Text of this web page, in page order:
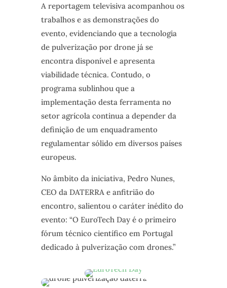
A reportagem televisiva acompanhou os
trabalhos e as demonstrações do
evento, evidenciando que a tecnologia
de pulverização por drone já se
encontra disponível e apresenta
viabilidade técnica. Contudo, o
programa sublinhou que a
implementação desta ferramenta no
setor agrícola continua a depender da
definição de um enquadramento
regulamentar sólido em diversos países
europeus.
No âmbito da iniciativa, Pedro Nunes,
CEO da DATERRA e anfitrião do
encontro, salientou o caráter inédito do
evento: “O EuroTech Day é o primeiro
fórum técnico científico em Portugal
dedicado à pulverização com drones.”